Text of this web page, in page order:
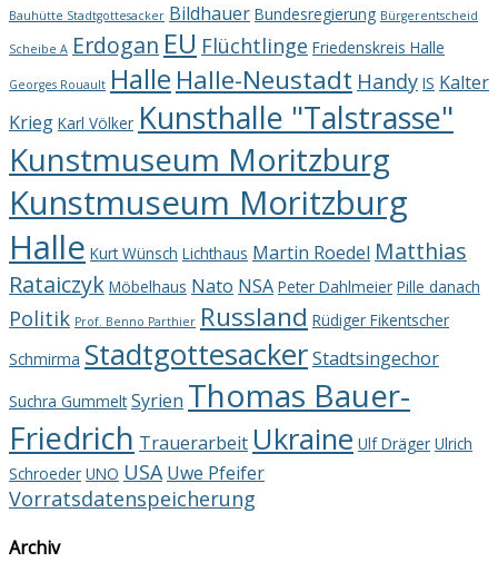
Bauhütte Stadtgottesacker Bildhauer Bundesregierung Bürgerentscheid
Scheibe A Erdogan EU Flüchtlinge Friedenskreis Halle
Georges Rouault Halle Halle-Neustadt Handy IS Kalter
Krieg Karl Völker Kunsthalle "Talstrasse"
Kunstmuseum Moritzburg
Kunstmuseum Moritzburg
Halle Kurt Wünsch Lichthaus Martin Roedel Matthias
Rataiczyk Möbelhaus Nato NSA Peter Dahlmeier Pille danach
Politik Prof. Benno Parthier Russland Rüdiger Fikentscher
Schmirma StadtgottesackerStadtsingechor
Suchra Gummelt Syrien Thomas Bauer-
Friedrich Trauerarbeit Ukraine Ulf Dräger Ulrich
Schroeder UNO USA Uwe Pfeifer
Vorratsdatenspeicherung
Archiv